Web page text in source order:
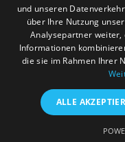
Schallplattenbörse im
Wir haben auch einiges
viel Dolphy, Art Farmer
Feedback
und unseren
über Ihre Nutzung
Analysepartner
Informationen
die sie im Rahmen Ihrer
ALLE